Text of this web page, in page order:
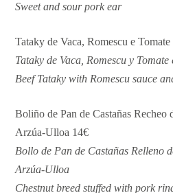
Sweet and sour pork ear
Tataky de Vaca, Romescu e
Tataky de Vaca, Romescu y Tomate
Beef Tataky with Romescu sauce
Boliño de Pan de Castañas Recheo
Arzúa-Ulloa 14€
Bollo de Pan de Castañas Relleno
Arzúa-Ulloa
Chestnut breed stuffed with pork